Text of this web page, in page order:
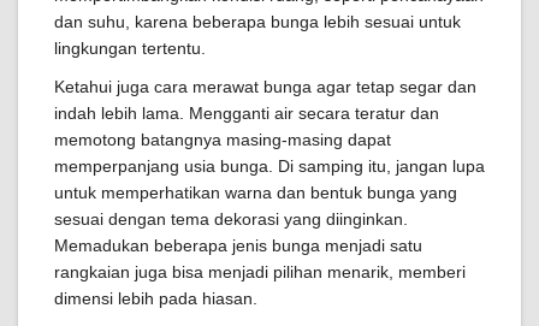
dan suhu, karena beberapa bunga lebih sesuai untuk
lingkungan tertentu.
Ketahui juga cara merawat bunga agar tetap segar dan
indah lebih lama. Mengganti air secara teratur dan
memotong batangnya masing-masing dapat
memperpanjang usia bunga. Di samping itu, jangan lupa
untuk memperhatikan warna dan bentuk bunga yang
sesuai dengan tema dekorasi yang diinginkan.
Memadukan beberapa jenis bunga menjadi satu
rangkaian juga bisa menjadi pilihan menarik, memberi
dimensi lebih pada hiasan.